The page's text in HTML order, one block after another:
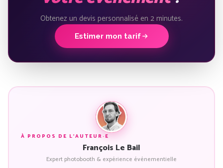
Obtenez un devis personnalisé en 2 minutes.
Estimer mon tarif
À PROPOS DE L'AUTEUR·E
François Le Bail
Expert photobooth & expérience événementielle